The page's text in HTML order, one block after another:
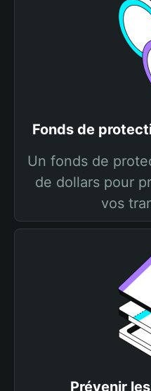
Fonds de
Un fonds de
de dollars pour
vos
Prévenir